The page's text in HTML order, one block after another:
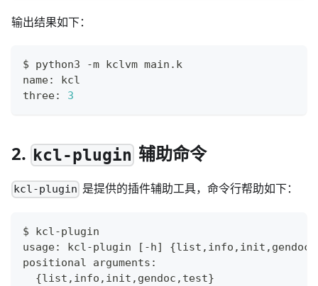
输出结果如下：
$ python3 -m kclvm main.k
name: kcl
three: 3
2. kcl-plugin 辅助命令
kcl-plugin 是提供的插件辅助工具，命令行帮助如下：
$ kcl-plugin
usage: kcl-plugin
[ -h] {
positional arguments:
{list,info,init,gendoc,test}